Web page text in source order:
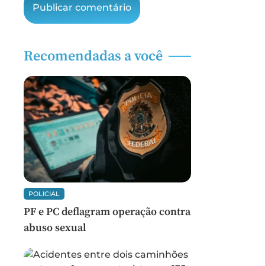
Recomendadas a você
POLICIAL
PF e PC deflagram operação contra
abuso sexual